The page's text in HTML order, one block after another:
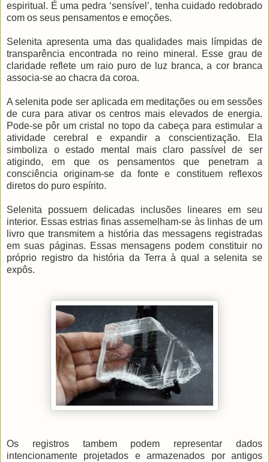
espiritual. É uma pedra ‘sensível’, tenha cuidado redobrado
com os seus pensamentos e emoções.
Selenita apresenta uma das qualidades mais límpidas de
transparência encontrada no reino mineral. Esse grau de
claridade reflete um raio puro de luz branca, a cor branca
associa-se ao chacra da coroa.
A selenita pode ser aplicada em meditações ou em sessões
de cura para ativar os centros mais elevados de energia.
Pode-se pôr um cristal no topo da cabeça para estimular a
atividade cerebral e expandir a conscientização. Ela
simboliza o estado mental mais claro passível de ser
atigindo, em que os pensamentos que penetram a
consciência originam-se da fonte e constituem reflexos
diretos do puro espírito.
Selenita possuem delicadas inclusões lineares em seu
interior. Essas estrias finas assemelham-se às linhas de um
livro que transmitem a história das messagens registradas
em suas páginas. Essas mensagens podem constituir no
próprio registro da história da Terra à qual a selenita se
expôs.
Os registros tambem podem representar dados
intencionamente projetados e armazenados por antigos